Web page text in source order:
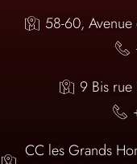
58-60,
9 Bis rue
CC les Grands